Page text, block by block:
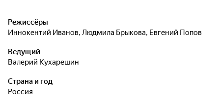
Режиссёры
Иннокентий Иванов, Людмила Брыкова, Евгений Попов
Ведущий
Валерий Кухарешин
Страна и год
Россия